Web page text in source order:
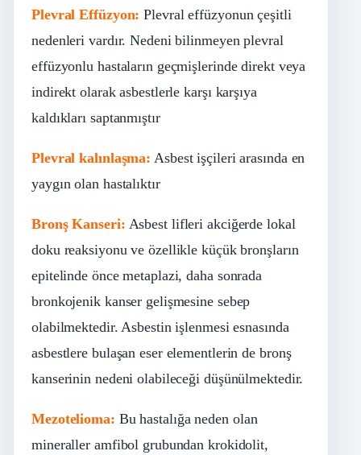
Plevral Effüzyon: Plevral effüzyonun çeşitli
nedenleri vardır. Nedeni bilinmeyen plevral
effüzyonlu hastaların geçmişlerinde direkt veya
indirekt olarak asbestlerle karşı karşıya
kaldıkları saptanmıştır
Plevral kalınlaşma: Asbest işçileri arasında en
yaygın olan hastalıktır
Bronş Kanseri: Asbest lifleri akciğerde lokal
doku reaksiyonu ve özellikle küçük bronşların
epitelinde önce metaplazi, daha sonrada
bronkojenik kanser gelişmesine sebep
olabilmektedir. Asbestin işlenmesi esnasında
asbestlere bulaşan eser elementlerin de bronş
kanserinin nedeni olabileceği düşünülmektedir.
Mezotelioma: Bu hastalığa neden olan
mineraller amfibol grubundan krokidolit,